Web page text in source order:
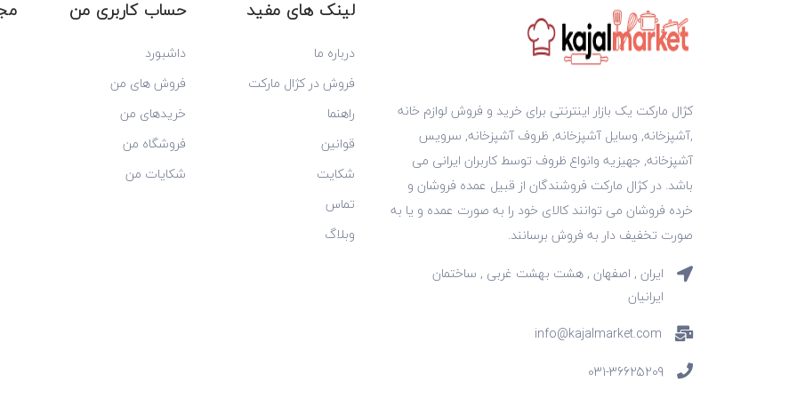
کژال مارکت یک بازار اینترنتی برای خرید و فروش لوازم خانه
,آشپزخانه, وسایل آشپزخانه, ظروف آشپزخانه, سرویس
آشپزخانه, جهیزیه وانواع ظروف توسط کاربران ایرانی می
باشد. در کژال مارکت فروشندگان از قبیل عمده فروشان و
خرده فروشان می توانند کالای خود را به صورت عمده و یا به
صورت تخفیف دار به فروش برسانند.
ایران , اصفهان , هشت بهشت غربی , ساختمان
ایرانیان
info@kajalmarket.com
031-36625209
لینک های مفید
درباره ما
فروش در کژال مارکت
راهنما
قوانین
شکایت
تماس
وبلاگ
حساب کاربری من
داشبورد
فروش های من
خریدهای من
فروشگاه من
شکایات من